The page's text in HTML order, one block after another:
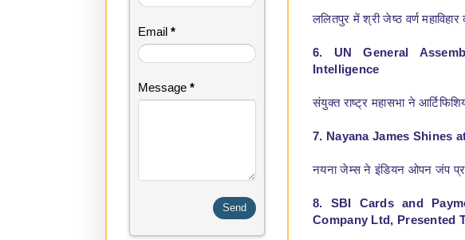
ललितपुर में श्री जेष्ठ वर्ण
6. UN General
Intelligence
संयुक्त राष्ट्र महासभा ने
7. Nayana James Shines
नयना जेम्स ने इंडियन ओपन जंप
8. SBI Cards and
Company Ltd, Presented
Email *
Message *